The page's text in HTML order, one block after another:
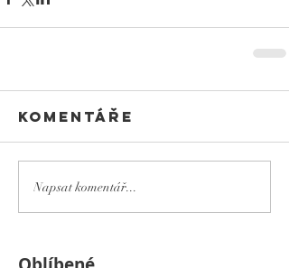
Komentáře
Napsat komentář...